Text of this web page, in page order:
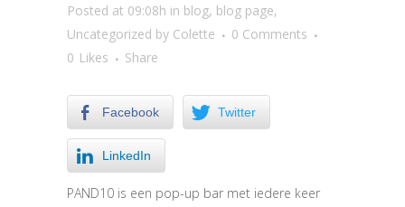
Posted at 09:08h in blog, blog page,
Uncategorized by Colette
0 Comments
0 Likes Share
Facebook Twitter
LinkedIn
PAND10 is een pop-up bar met iedere keer